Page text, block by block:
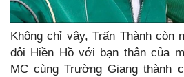
Không chỉ vậy, Trấn Thành còn
đôi Hiền Hồ với bạn thân của
MC cùng Trường Giang thành